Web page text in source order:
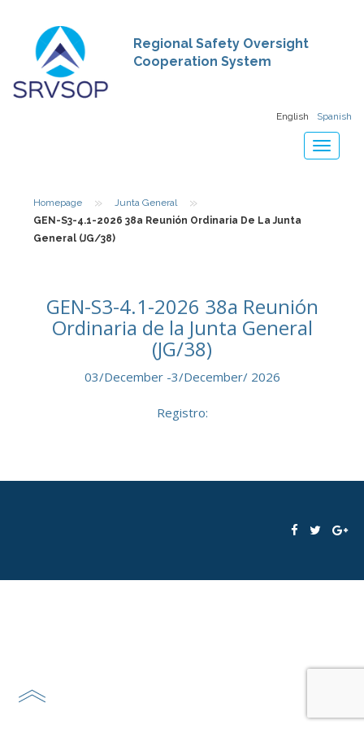
Regional Safety Oversight
Cooperation System
English Spanish
Toggle
Homepage » Junta General »
GEN-S3-4.1-2026 38a Reunión Ordinaria De La Junta
General (JG/38)
GEN-S3-4.1-2026 38a Reunión
Ordinaria de la Junta General
(JG/38)
03/December -3/December/ 2026
Registro: